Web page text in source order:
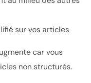
sur vos articles
car vous
non structurés.